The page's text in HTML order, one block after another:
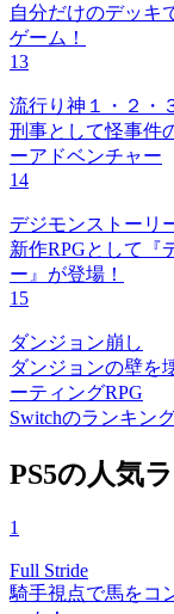
自分だけのデッキ
ゲーム！
13
流行り神１・２・
刑事として怪事件
ーアドベンチャー
14
デジモンストーリ
新作RPGとして『
ー』が登場！
15
ダンジョン崩し
ダンジョンの壁を
ーティングRPG
Switchのランキン
PS5の人気
1
Full Stride
騎手視点で馬をコ